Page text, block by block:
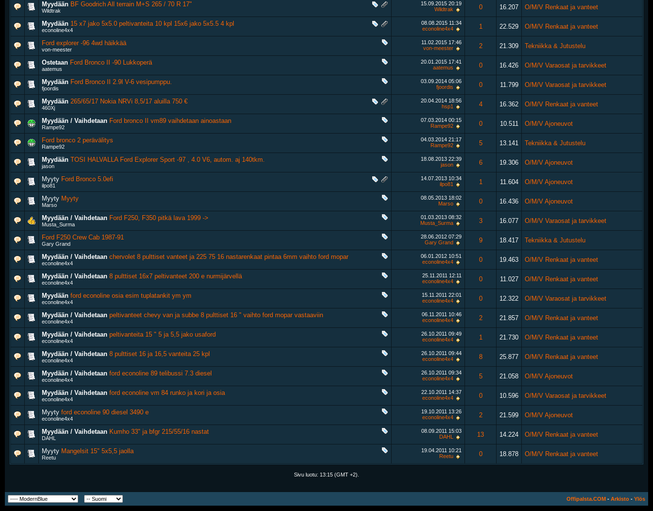
Myydään BF Goodrich All terrain M+S 265 / 70 R 17"
Wildtrak
15.09.2015 20:19
Wildtrak
0 16.207 O/M/V Renkaat ja vanteet
Myydään 15 x7 jako 5x5.0 peltivanteita 10 kpl 15x6 jako 5x5.5 4 kpl
econoline4x4
08.08.2015 11:34
econoline4x4
1 22.529 O/M/V Renkaat ja vanteet
Ford explorer -96 4wd häikkää
von-meester
11.02.2015 17:46
von-meester
2 21.309 Tekniikka & Jutustelu
Ostetaan Ford Bronco II -90 Lukkoperä
aatemus
20.01.2015 17:41
aatemus
0 16.426 O/M/V Varaosat ja tarvikkeet
Myydään Ford Bronco II 2.9l V-6 vesipumppu.
fjoordis
03.09.2014 05:06
fjoordis
0 11.799 O/M/V Varaosat ja tarvikkeet
Myydään 265/65/17 Nokia NRVi 8,5/17 aluilla 750 €
460Xj
20.04.2014 18:56
hsp1
4 16.362 O/M/V Renkaat ja vanteet
Myydään / Vaihdetaan Ford bronco II vm89 vaihdetaan ainoastaan
Rampe92
07.03.2014 00:15
Rampe92
0 10.511 O/M/V Ajoneuvot
Ford bronco 2 perävälitys
Rampe92
04.03.2014 21:17
Rampe92
5 13.141 Tekniikka & Jutustelu
Myydään TOSI HALVALLA Ford Explorer Sport -97 , 4.0 V6, autom. aj 140tkm.
jason
18.08.2013 22:39
jason
6 19.306 O/M/V Ajoneuvot
Myyty Ford Bronco 5.0efi
ilpo81
14.07.2013 10:34
ilpo81
1 11.604 O/M/V Ajoneuvot
Myyty Myyty
Marso
08.05.2013 18:02
Marso
0 16.436 O/M/V Ajoneuvot
Myydään / Vaihdetaan Ford F250, F350 pitkä lava 1999 ->
Musta_Surma
01.03.2013 08:32
Musta_Surma
3 16.077 O/M/V Varaosat ja tarvikkeet
Ford F250 Crew Cab 1987-91
Gary Grand
28.06.2012 07:29
Gary Grand
9 18.417 Tekniikka & Jutustelu
Myydään / Vaihdetaan chervolet 8 pulttiset vanteet ja 225 75 16 nastarenkaat pintaa 6mm vaihto ford mopar
econoline4x4
06.01.2012 10:51
econoline4x4
0 19.463 O/M/V Renkaat ja vanteet
Myydään / Vaihdetaan 8 pulttiset 16x7 peltivanteet 200 e nurmijärvellä
econoline4x4
25.11.2011 12:11
econoline4x4
0 11.027 O/M/V Renkaat ja vanteet
Myydään ford econoline osia esim tuplatankit ym ym
econoline4x4
15.11.2011 22:01
econoline4x4
0 12.322 O/M/V Varaosat ja tarvikkeet
Myydään / Vaihdetaan peltivanteet chevy van ja subbe 8 pulttiset 16 " vaihto ford mopar vastaaviin
econoline4x4
06.11.2011 10:46
econoline4x4
2 21.857 O/M/V Renkaat ja vanteet
Myydään / Vaihdetaan peltivanteita 15 " 5 ja 5,5 jako usaford
econoline4x4
26.10.2011 09:49
econoline4x4
1 21.730 O/M/V Renkaat ja vanteet
Myydään / Vaihdetaan 8 pulttiset 16 ja 16,5 vanteita 25 kpl
econoline4x4
26.10.2011 09:44
econoline4x4
8 25.877 O/M/V Renkaat ja vanteet
Myydään / Vaihdetaan ford econoline 89 telibussi 7.3 diesel
econoline4x4
26.10.2011 09:34
econoline4x4
5 21.058 O/M/V Ajoneuvot
Myydään / Vaihdetaan ford econoline vm 84 runko ja kori ja osia
econoline4x4
22.10.2011 14:37
econoline4x4
0 10.596 O/M/V Varaosat ja tarvikkeet
Myyty ford econoline 90 diesel 3490 e
econoline4x4
19.10.2011 13:26
econoline4x4
2 21.599 O/M/V Ajoneuvot
Myydään / Vaihdetaan Kumho 33" ja bfgr 215/55/16 nastat
DAHL
08.09.2011 15:03
DAHL
13 14.224 O/M/V Renkaat ja vanteet
Myyty Mangelsit 15" 5x5,5 jaolla
Reetu
19.04.2011 10:21
Reetu
0 18.878 O/M/V Renkaat ja vanteet
Sivu luotu: 13:15 (GMT +2).
Offipalsta.COM - Arkisto - Ylös